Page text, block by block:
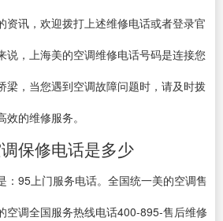
资讯，欢迎拨打上述维修电话或者登录官
说，上海美的空调维修电话号码是连接您
梁，当您遇到空调故障问题时，请及时拨
的维修服务。
保修电话是多少
：95上门服务电话。全国统一美的空调售
空调全国服务热线电话400-895-售后维修